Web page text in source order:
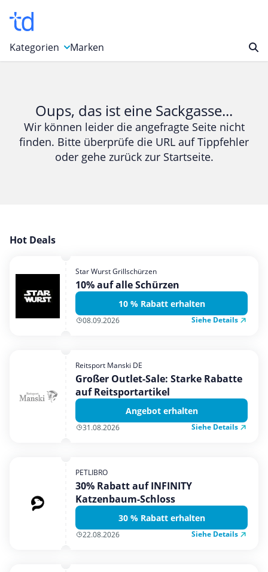
Kategorien
Bücher & Magazine
Computer & Elektronik
Entertainment & Media
Garten, Haushalt & Tiere
Mobilfunk & Internet
Mode & Accessoires
Shopping
Urlaub & Reise
Marken
Oups, das ist eine Sackgasse...
Wir können leider die angefragte Seite nicht
finden. Bitte überprüfe die URL auf Tippfehler
oder gehe zurück zur Startseite.
Hot Deals
Star Wurst Grillschürzen
10% auf alle Schürzen
10 % Rabatt erhalten
08.09.2026 Siehe Details
Reitsport Manski DE
Großer Outlet-Sale: Starke Rabatte
auf Reitsportartikel
Angebot erhalten
31.08.2026 Siehe Details
PETLIBRO
30% Rabatt auf INFINITY
Katzenbaum-Schloss
30 % Rabatt erhalten
22.08.2026 Siehe Details